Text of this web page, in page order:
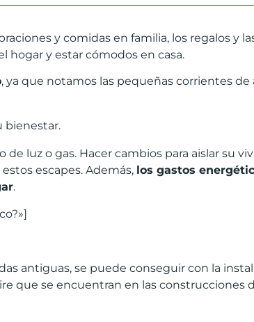
y comidas en familia, los regalos y
hogar y estar cómodos en casa.
, ya que notamos las pequeñas corrientes de
bienestar.
luz o gas. Hacer cambios para aislar su
escapes. Además, los gastos energé
.
antiguas, se puede conseguir con la
que se encuentran en las construcciones